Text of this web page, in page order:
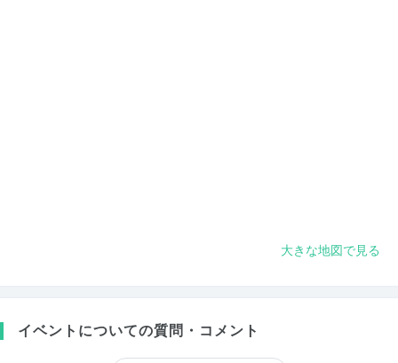
大きな地図で見る
イベントについての質問・コメント